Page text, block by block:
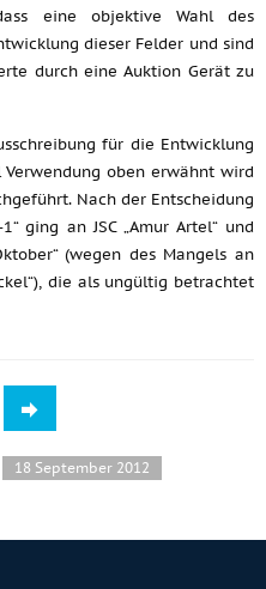
eine objektive Wahl des
dieser Felder und sind
durch eine Auktion Gerät zu
für die Entwicklung
oben erwähnt wird
Nach der Entscheidung
ging an JSC „Amur Artel“ und
(wegen des Mangels an
die als ungültig betrachtet
18 September 2012